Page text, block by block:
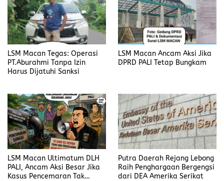
LSM Macan Tegas: Operasi
PT.Aburahmi Tanpa Izin
Harus Dijatuhi Sanksi
LSM Macan Ancam Aksi Jika
DPRD PALI Tetap Bungkam
LSM Macan Ultimatum DLH
PALI, Ancam Aksi Besar Jika
Kasus Pencemaran Tak
Putra Daerah Rejang Lebong
Raih Penghargaan Bergengsi
dari DEA Amerika Serikat